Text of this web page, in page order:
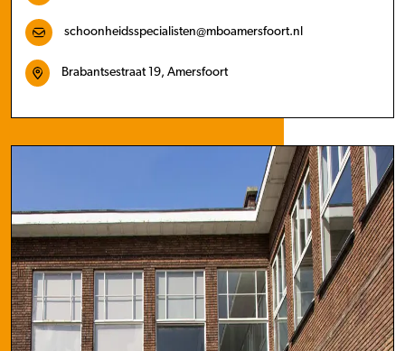
schoonheidsspecialisten@mboamersfoort.nl
Brabantsestraat 19, Amersfoort